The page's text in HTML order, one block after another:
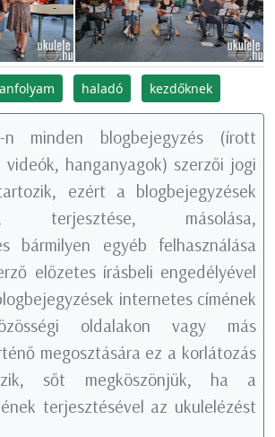
haladó kezdőknek
n minden blogbejegyzés (írott
videók, hanganyagok) szerzői jogi
ezért a blogbejegyzések
terjesztése, másolása,
bármilyen egyéb felhasználása
előzetes írásbeli engedélyével
internetes címének
oldalakon vagy más
megosztására ez a korlátozás
sőt megköszönjük, ha a
terjesztésével az ukulelézést